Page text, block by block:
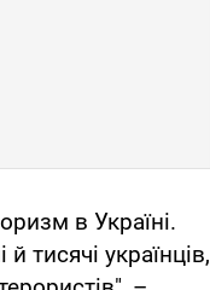
в Україні.
тисячі українців,